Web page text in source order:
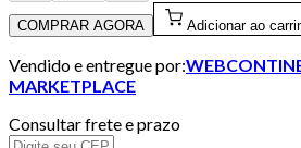
COMPRAR AGORA Adicionar ao
Vendido e entregue por:
MARKETPLACE
Consultar frete e prazo